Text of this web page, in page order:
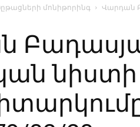
մոնիթորինգ
Վարդան
նիստի